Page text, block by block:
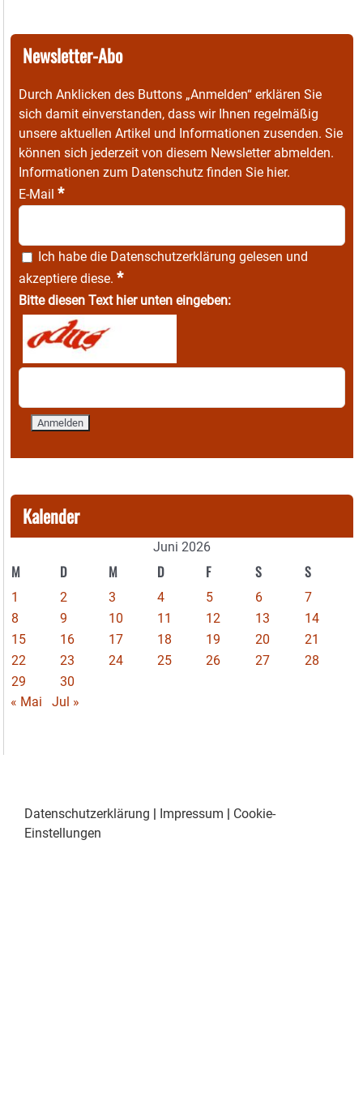
Newsletter-Abo
Durch Anklicken des Buttons „Anmelden“ erklären Sie
sich damit einverstanden, dass wir Ihnen regelmäßig
unsere aktuellen Artikel und Informationen zusenden. Sie
können sich jederzeit von diesem Newsletter abmelden.
Informationen zum Datenschutz finden Sie hier.
E-Mail *
Ich habe die Datenschutzerklärung gelesen und
akzeptiere diese. *
Bitte diesen Text hier unten eingeben:
Kalender
Juni 2026
M D M D F S S
1 2 3 4 5 6
7
8
9 10 11 12 13
14
15
16 17 18 19 20
21
22
23 24 25 26 27
28
29
30
« Mai
Jul »
Datenschutzerklärung | Impressum | Cookie-
Einstellungen